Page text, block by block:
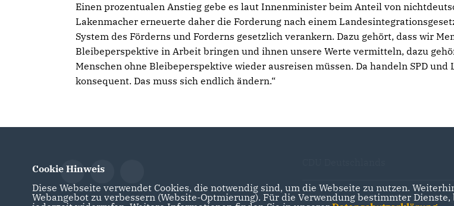
Einen prozentualen Anstieg gebe es laut Innenminister beim Anteil von
Lakenmacher erneuerte daher die Forderung nach einem
System des Förderns und Forderns gesetzlich verankern. Dazu gehört, dass wir
Bleibeperspektive in Arbeit bringen und ihnen unsere Werte vermitteln, dazu
Menschen ohne Bleibeperspektive wieder ausreisen müssen. Da handeln SPD
konsequent. Das muss sich endlich ändern.“
CDU Landesverband
Cookie Hinweis
Diese Webseite verwendet Cookies, die notwendig sind, um die Webseite zu nutzen.
Webangebot zu verbessern (Website-Optmierung). Für die Verwendung bestimmter